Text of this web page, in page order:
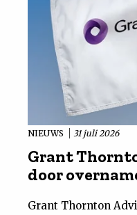
NIEUWS 31 juli 2026
Grant
door
Grant Thornton